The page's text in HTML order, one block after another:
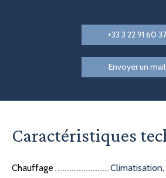
+33 3 22 91 60 37
Envoyer un mail
Caractéristiques
Chauffage